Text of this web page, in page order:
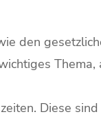
den
Diese